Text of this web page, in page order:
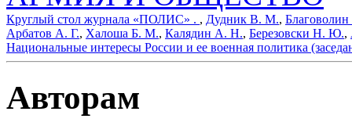
Круглый стол журнала «ПОЛИС» . , Дудник В. М.,
Арбатов А. Г., Халоша Б. М., Калядин А. Н., Березовски Н. Ю.,
Национальные интересы России и ее военная политика
Авторам